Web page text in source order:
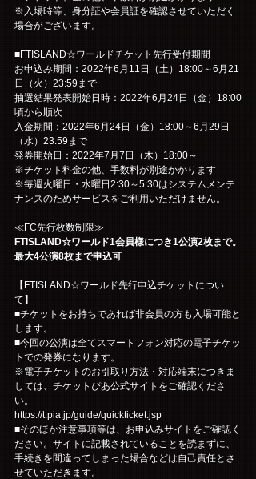
※入場時等、身分証や会員証を確認させていただく
場合がございます。
■FTISLAND☆ワールドチケット先行受付期間
お申込み期間：2022年6月11日（土）18:00～6月21
日（火）23:59まで
抽選結果発表開始日時：2022年6月24日（金）18:00
頃から順次
入金期間：2022年6月24日（金）18:00～6月29日
（水）23:59まで
発券開始日：2022年7月7日（木）18:00～
※チケット料金の他、手数料が別途かかります
※毎週火曜日・水曜日2:30～5:30はシステムメンテ
ナンスのためサービスをご利用いただけません。
≪FC先行枚数制限≫
FTISLAND☆ワールド1会員様につき1公演2枚まで。
最大4公演8枚まで申込可
【FTISLAND☆ワールド先行申込チケットについ
て】
■チケットをお持ちであれば非会員の方も入場可能と
します。
■今回の公演は全てスマートフォン対応の電子チケッ
トでの発券になります。
※電子チケットのお引取り方法・対応端末につきま
しては、チケットぴあ公式サイトをご確認くださ
い。
https://t.pia.jp/guide/quickticket.jsp
■そのほか注意事項等は、お申込みサイトをご確認く
ださい。サイトに記載されていることを読まずに、
手続きを間違ってしまった場合などは自己責任とさ
せていただきます。